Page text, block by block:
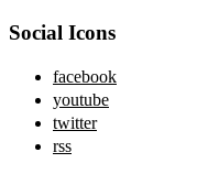
Social Icons
facebook
youtube
twitter
rss